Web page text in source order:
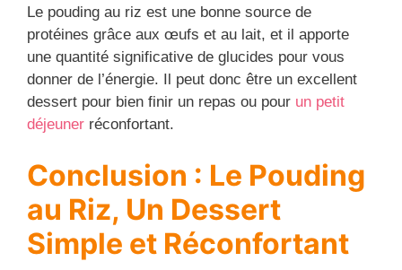
Le pouding au riz est une bonne source de
protéines grâce aux œufs et au lait, et il apporte
une quantité significative de glucides pour vous
donner de l’énergie. Il peut donc être un excellent
dessert pour bien finir un repas ou pour un petit
déjeuner réconfortant.
Conclusion : Le Pouding
au Riz, Un Dessert
Simple et Réconfortant